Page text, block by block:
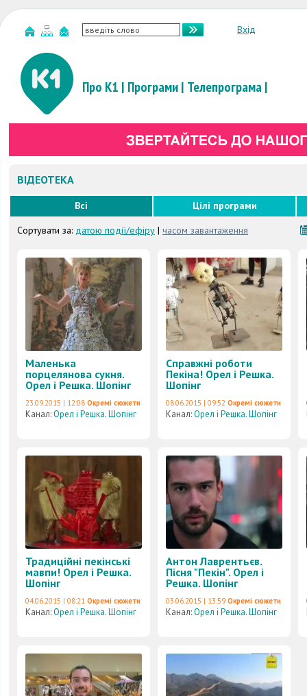
Вхід
Про К1 | Програми| Телепрограма|
ВІДЕОТЕКА
Всі
Цілі програми
Сортувати за: датою події/ефіру | часом завантаження
Маленька
порцелянова сукня.
Орел і Решка. Шопінг
23.09.2015 | 12:08 Окремі сюжети
Канал:Орел і Решка. Шопінг
Справжні роботи
Пекіна! Орел і Решка.
Шопінг
08.06.2015 | 09:52 Окремі сюжети
Канал:Орел і Решка. Шопінг
Традиційні пекінські
мавпи! Орел і Решка.
Шопінг
04.06.2015 | 08:21 Окремі сюжети
Канал:Орел і Решка. Шопінг
Антон Лаврентьєв.
Пісня "Пекін". Орел і
Решка. Шопінг
03.06.2015 | 13:59 Окремі сюжети
Канал:Орел і Решка. Шопінг